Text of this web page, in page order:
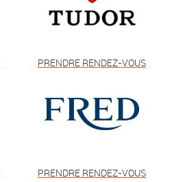
PRENDRE RENDEZ-VOUS
PRENDRE RENDEZ-VOUS